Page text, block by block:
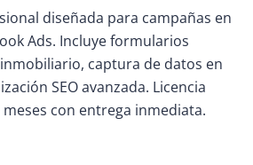
diseñada para campañas en
Ads. Incluye formularios
captura de datos en
SEO avanzada. Licencia
con entrega inmediata.